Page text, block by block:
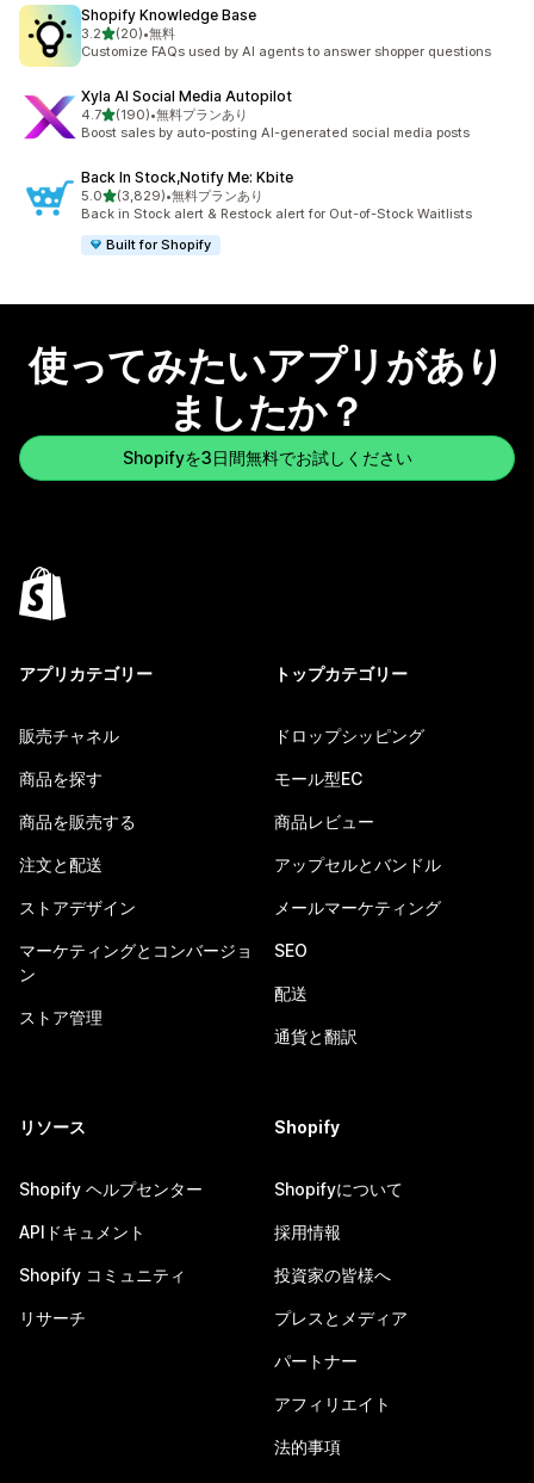
Shopify Knowledge Base
3.25つ星中
(20)
合計レビュー数：20件
•無料
Customize FAQs used by AI agents to answer shopper questions
Xyla AI Social Media Autopilot
4.75つ星中
(190)
合計レビュー数：190件
•無料プランあり
Boost sales by auto-posting AI-generated social media posts
Back In Stock,Notify Me: Kbite
5.05つ星中
(3,829)
合計レビュー数：3829件
•無料プランあり
Back in Stock alert & Restock alert for Out-of-Stock Waitlists
Built for Shopify
使ってみたいアプリがあり
ましたか？
Shopifyを3日間無料でお試しください
アプリカテゴリー
販売チャネル
商品を探す
商品を販売する
注文と配送
ストアデザイン
マーケティングとコンバージョ
ン
ストア管理
トップカテゴリー
ドロップシッピング
モール型EC
商品レビュー
アップセルとバンドル
メールマーケティング
SEO
配送
通貨と翻訳
リソース
Shopify ヘルプセンター
APIドキュメント
Shopify コミュニティ
リサーチ
Shopify
Shopifyについて
採用情報
投資家の皆様へ
プレスとメディア
パートナー
アフィリエイト
法的事項